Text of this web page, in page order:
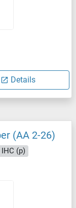
Details
(AA 2-26)
IHC (p)